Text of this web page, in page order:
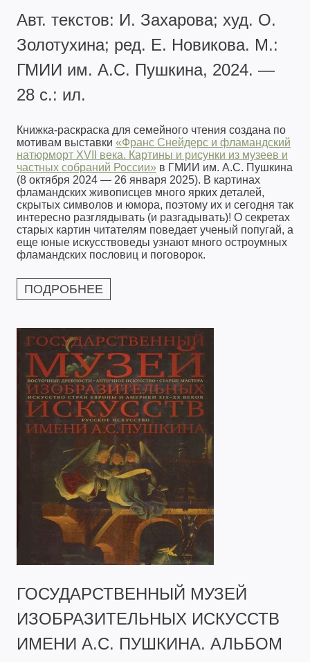
Авт. текстов: И. Захарова; худ. О.
Золотухина; ред. Е. Новикова. М.:
ГМИИ им. А.С. Пушкина, 2024. —
28 с.: ил.
Книжка-раскраска для семейного чтения создана по
мотивам выставки «Франс Снейдерс и фламандский
натюрморт XVII века. Картины и рисунки из музеев и
частных собраний России» в ГМИИ им. А.С. Пушкина
(8 октября 2024 — 26 января 2025). В картинах
фламандских живописцев много ярких деталей,
скрытых символов и юмора, поэтому их и сегодня так
интересно разглядывать (и разгадывать)! О секретах
старых картин читателям поведает ученый попугай, а
еще юные искусствоведы узнают много остроумных
фламандских пословиц и поговорок.
ПОДРОБНЕЕ
ГОСУДАРСТВЕННЫЙ МУЗЕЙ
ИЗОБРАЗИТЕЛЬНЫХ ИСКУССТВ
ИМЕНИ А.С. ПУШКИНА. АЛЬБОМ